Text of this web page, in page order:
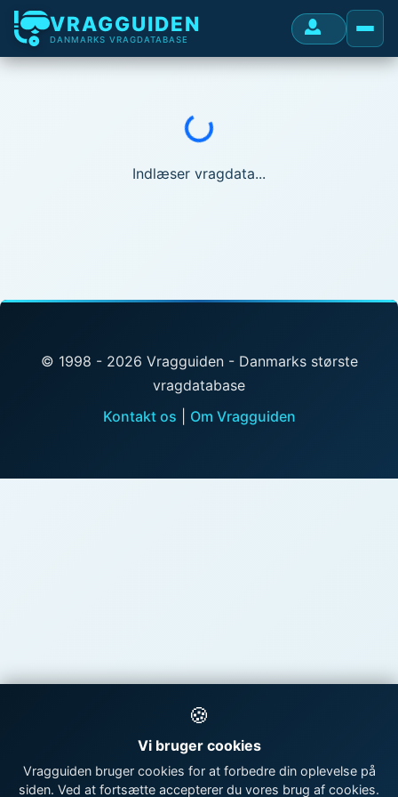
VRAGGUIDEN
DANMARKS VRAGDATABASE
Indlæser...
Indlæser vragdata...
© 1998 - 2026 Vragguiden - Danmarks største
vragdatabase
Kontakt os
Om Vragguiden
🍪
Vi bruger cookies
Vragguiden bruger cookies for at forbedre din oplevelse på
siden. Ved at fortsætte accepterer du vores brug af cookies.